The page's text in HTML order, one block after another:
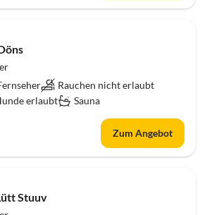
Rauchen nicht erlaubt
erlaubt
Sauna
Zum Angebot
Stuuv